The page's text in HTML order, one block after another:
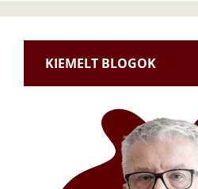
KIEMELT BLOGOK